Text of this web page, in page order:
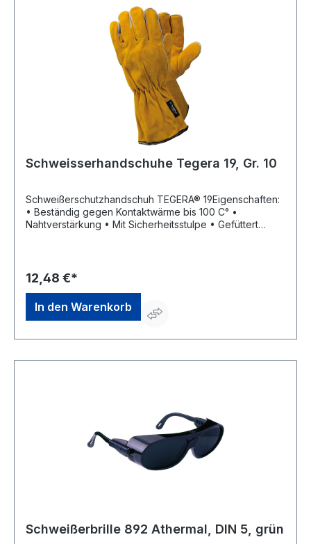
Schweisserhandschuhe Tegera 19, Gr. 10
Schweißerschutzhandschuh TEGERA® 19Eigenschaften:
• Beständig gegen Kontaktwärme bis 100 C° •
Nahtverstärkung • Mit Sicherheitsstulpe • Gefüttert
Ratviksvägen, 79331 Leksand, SE, +4624736000,
info@ejendals.com
12,48 €*
In den Warenkorb
Schweißerbrille 892 Athermal, DIN 5, grün